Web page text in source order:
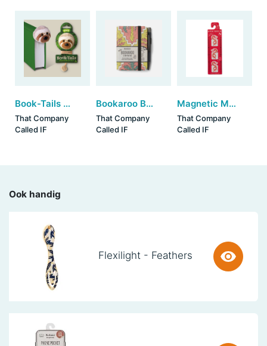
Book-Tails Bookmarks - Sloth (set van 6)
That Company
Called IF
Bookaroo Baby Notebook & Pen (A7) - Pastels Charcoal Palm
That Company
Called IF
Magnetic Mini Marks by IF - Warrior Dragon (set van 3)
That Company
Called IF
Ook handig
Flexilight - Feathers